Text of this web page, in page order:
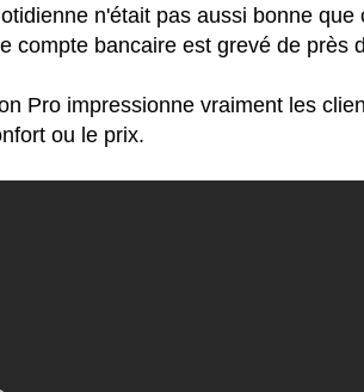
n'était pas aussi bonne
compte bancaire est grevé de près
Pro impressionne vraiment les
ou le prix.